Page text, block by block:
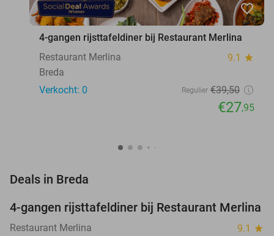
favorite_border
4-gangen rijsttafeldiner bij Restaurant Merlina
Restaurant Merlina
9.1 star
Breda
Verkocht: 0
Regulier €39,50
€27,95
Deals in Breda
29%
NEW
TODAY
4-gangen rijsttafeldiner bij Restaurant Merlina
Restaurant Merlina 9.1 star